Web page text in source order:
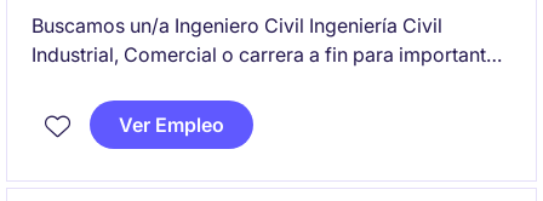
Buscamos un/a Ingeniero Civil Ingeniería Civil
Industrial, Comercial o carrera a fin para importante
dispuesto(a) a enfrentar el desafío ser Subgerente de
Abastecimiento especialista en Gestión de categoría.
Ver Empleo